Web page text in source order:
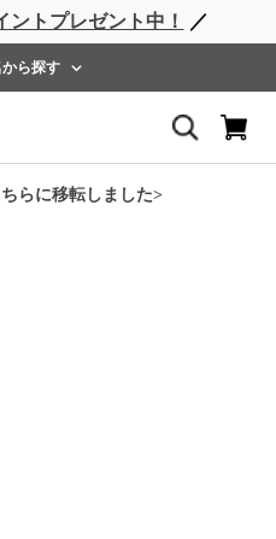
ントプレゼント中！ ／
ら探す
らに移転しました>
レインウェア フットウェア